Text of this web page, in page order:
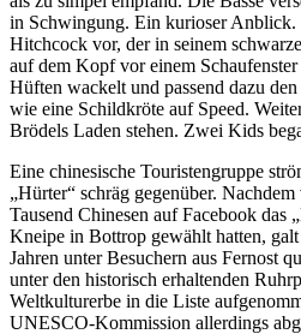
in Schwingung. Ein kurioser Anblick.
Hitchcock vor, der in seinem
auf dem Kopf vor einem
Hüften wackelt und passend dazu
wie eine Schildkröte auf Speed.
Brödels Laden stehen. Zwei Kids
Eine chinesische Touristengruppe
„Hürter“ schräg gegenüber.
Tausend Chinesen auf Facebook das
Kneipe in Bottrop gewählt hatten, galt
Jahren unter Besuchern aus Fernost
unter den historisch erhaltenden
Weltkulturerbe in die Liste
UNESCO-Kommission allerdings